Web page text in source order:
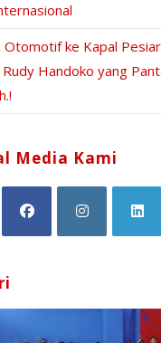
Otomotif ke Kapal
Handoko yang
Media Kami